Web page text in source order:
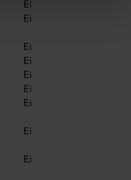
Ei
Ei
Ei
Ei
Ei
Ei
Ei
Ei
Ei